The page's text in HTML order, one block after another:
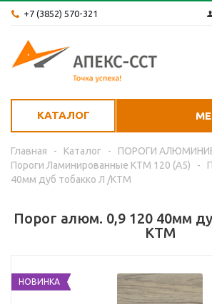
+7 (3852) 570-321
КАТАЛОГ
Главная - Каталог - ПОРОГИ
Пороги Ламинированные КТМ 120 (А5)
-
40мм дуб тобакко Л /КТМ
Порог алюм. 0,9 120 40мм
КТМ
НОВИНКА